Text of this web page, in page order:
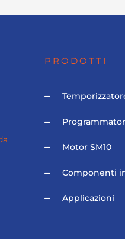
PRODOTTI
Motor SM10
Componenti
Applicazioni